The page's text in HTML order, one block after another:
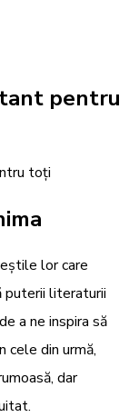
pentru
toți
lor care
puterii literaturii
a ne inspira să
cele din urmă,
dar